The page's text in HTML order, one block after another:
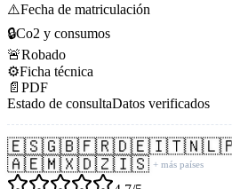
⚠️Fecha de matriculación
🔒Co2 y consumos
🚨Robado
⚙️Ficha técnica
📄 PDF
Estado de consultaDatos verificados
🇪🇸🇬🇧🇫🇷🇩🇪🇮🇹🇳🇱
🇦🇪🇲🇽🇩🇿🇮🇸 + más países